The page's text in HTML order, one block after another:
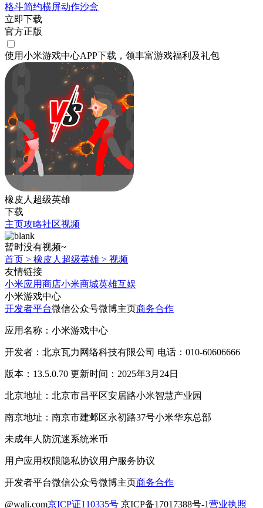
格斗简约横屏动作沙盒
立即下载
官方正版
使用小米游戏中心APP下载 ，领丰富游戏福利 及礼包
橡皮人超级英雄
下载
主页攻略社区视频
暂时没有视频~
首页 > 橡皮人超级英雄 > 视频
友情链接
小米应用商店小米商城英雄互娱
小米游戏中心
开发者平台微信公众号微博主页商务合作
应用名称：小米游戏中心
开发者：北京瓦力网络科技有限公司 电话：010-60606666
版本：13.5.0.70 更新时间：2025年3月24日
北京地址：北京市昌平区安居路小米智慧产业园
南京地址：南京市建邺区永初路37号小米华东总部
未成年人防沉迷系统米币
用户应用权限隐私协议用户服务协议
开发者平台微信公众号微博主页商务合作
@wali.com京ICP证110335号 京ICP备17017388号-1营业执照